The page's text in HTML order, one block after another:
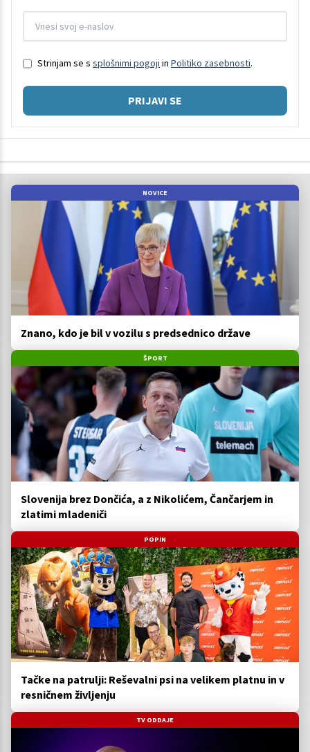
Strinjam se s splošnimi pogoji in Politiko zasebnosti.
PRIJAVI SE
NOVICE
Znano, kdo je bil v vozilu s predsednico države
ŠPORT
Slovenija brez Dončića, a z Nikolićem, Čančarjem in
zlatimi mladeniči
POPIN
Tačke na patrulji: Reševalni psi na velikem platnu in v
resničnem življenju
TV ODDAJE